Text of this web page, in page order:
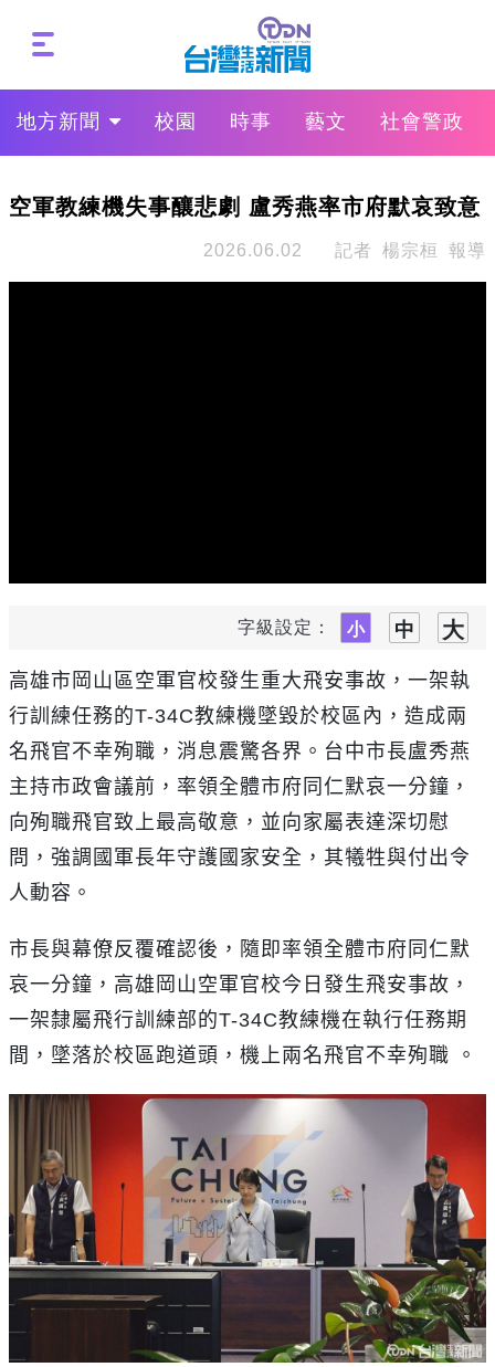
地方新聞 校園 時事 藝文 社會警政
空軍教練機失事釀悲劇 盧秀燕率市府默哀致意
2026.06.02 記者 楊宗桓 報導
字級設定：
高雄市岡山區空軍官校發生重大飛安事故，一架執
行訓練任務的T-34C教練機墜毀於校區內，造成兩
名飛官不幸殉職，消息震驚各界。台中市長盧秀燕
主持市政會議前，率領全體市府同仁默哀一分鐘，
向殉職飛官致上最高敬意，並向家屬表達深切慰
問，強調國軍長年守護國家安全，其犧牲與付出令
人動容。
市長與幕僚反覆確認後，隨即率領全體市府同仁默
哀一分鐘，高雄岡山空軍官校今日發生飛安事故，
一架隸屬飛行訓練部的T-34C教練機在執行任務期
間，墜落於校區跑道頭，機上兩名飛官不幸殉職 。